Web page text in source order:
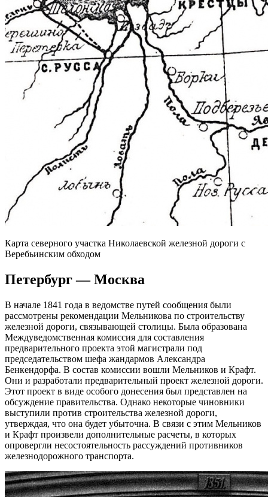
Карта северного участка Николаевской железной дороги с
Веребьинским обходом
Петербург — Москва
В начале 1841 года в ведомстве путей сообщения были
рассмотрены рекомендации Мельникова по строительству
железной дороги, связывающей столицы. Была образована
Междуведомственная комиссия для составления
предварительного проекта этой магистрали под
председательством шефа жандармов Александра
Бенкендорфа. В состав комиссии вошли Мельников и Крафт.
Они и разработали предварительный проект железной дороги.
Этот проект в виде особого донесения был представлен на
обсуждение правительства. Однако некоторые чиновники
выступили против строительства железной дороги,
утверждая, что она будет убыточна. В связи с этим Мельников
и Крафт произвели дополнительные расчеты, в которых
опровергли несостоятельность рассуждений противников
железнодорожного транспорта.